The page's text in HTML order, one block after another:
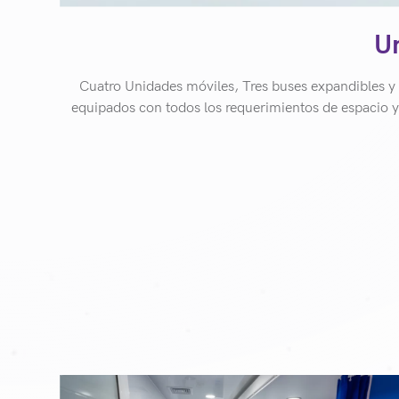
Cuatro Unidades móviles, Tres buses expandibles
equipados con todos los requerimientos de espacio